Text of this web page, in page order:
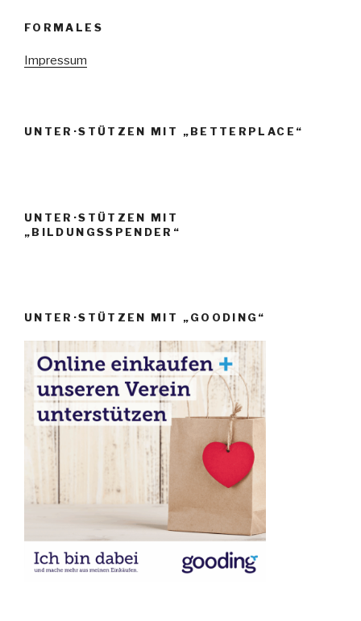
FORMALES
Impressum
UNTER·STÜTZEN MIT „BETTERPLACE“
UNTER·STÜTZEN MIT
„BILDUNGSSPENDER“
UNTER·STÜTZEN MIT „GOODING“